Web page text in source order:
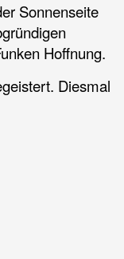
Sonnenseite
Hoffnung.
Diesmal